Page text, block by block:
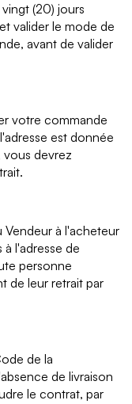
(20) jours
valider le mode de
avant de valider
votre commande
est donnée
vous devrez
Vendeur à l'acheteur
l'adresse de
personne
de leur retrait par
de la
de livraison
le contrat, par